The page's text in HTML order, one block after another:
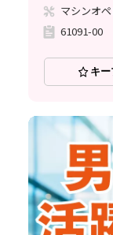
マシンオ
61091-00
キー